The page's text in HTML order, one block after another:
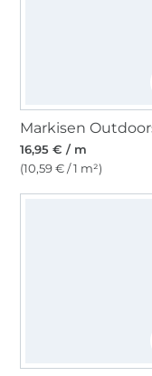
16,95 € / m
(10,59 € / 1 m²)